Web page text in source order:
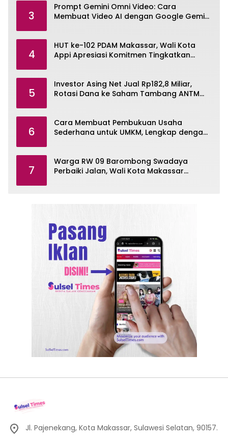
3
Prompt Gemini Omni Video: Cara
Membuat Video AI dengan Google Gemini
4
HUT ke-102 PDAM Makassar, Wali Kota
Appi Apresiasi Komitmen Tingkatkan
5
Investor Asing Net Jual Rp182,8 Miliar,
Rotasi Dana ke Saham Tambang ANTM
6
Cara Membuat Pembukuan Usaha
Sederhana untuk UMKM, Lengkap dengan
7
Warga RW 09 Barombong Swadaya
Perbaiki Jalan, Wali Kota Makassar
Jl. Pajenekang, Kota Makassar, Sulawesi Selatan, 90157.